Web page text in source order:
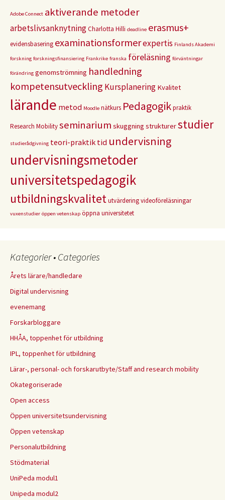
Adobe Connect aktiverande metoder
arbetslivsanknytningCharlotta Hilli deadline erasmus+
evidensbasering examinationsformerexpertis Finlands Akademi
forskning forskningsfinansiering Frankrike franska föreläsning förväntningar
förändring genomströmning handledning
kompetensutveckling Kursplanering Kvalitet
lärande metod Moodle nätkurs Pedagogikpraktik
Research Mobilityseminarium skuggning strukturerstudier
studierådgivning teori-praktik tid undervisning
undervisningsmetoder
universitetspedagogik
utbildningskvalitetutvärderingvideoföreläsningar
vuxenstudier öppen vetenskap öppna universitetet
Kategorier • Categories
Årets lärare/handledare
Digital undervisning
evenemang
Forskarbloggare
HHÅA, toppenhet för utbildning
IPL, toppenhet för utbildning
Lärar-, personal- och forskarutbyte/Staff and research mobility
Okategoriserade
Open access
Öppen universitetsundervisning
Öppen vetenskap
Personalutbildning
Stödmaterial
UniPeda modul1
Unipeda modul2